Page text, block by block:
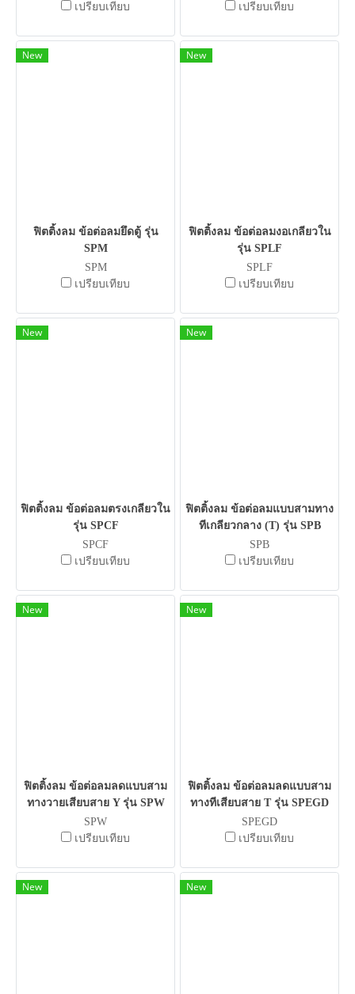
เปรียบเทียบ
เปรียบเทียบ
New
ฟิตติ้งลม ข้อต่อลมยึดตู้ รุ่น
SPM
SPM
เปรียบเทียบ
New
ฟิตติ้งลม ข้อต่อลมงอเกลียวใน
รุ่น SPLF
SPLF
เปรียบเทียบ
New
ฟิตติ้งลม ข้อต่อลมตรงเกลียวใน
รุ่น SPCF
SPCF
เปรียบเทียบ
New
ฟิตติ้งลม ข้อต่อลมแบบสามทาง
ทีเกลียวกลาง (T) รุ่น SPB
SPB
เปรียบเทียบ
New
ฟิตติ้งลม ข้อต่อลมลดแบบสาม
ทางวายเสียบสาย Y รุ่น SPW
SPW
เปรียบเทียบ
New
ฟิตติ้งลม ข้อต่อลมลดแบบสาม
ทางทีเสียบสาย T รุ่น SPEGD
SPEGD
เปรียบเทียบ
New New